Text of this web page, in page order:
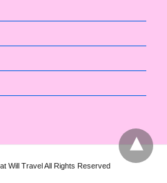
Will Travel All Rights Reserved